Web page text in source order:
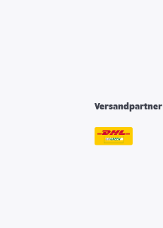
Versandpartner